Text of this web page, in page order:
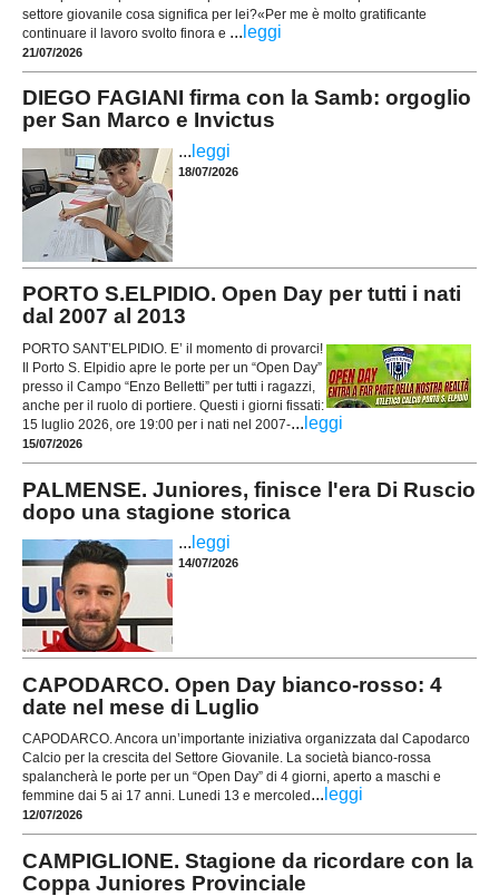
settore giovanile cosa significa per lei?«Per me è molto gratificante
continuare il lavoro svolto finora e ... leggi
21/07/2026
DIEGO FAGIANI firma con la Samb: orgoglio
per San Marco e Invictus
... leggi
18/07/2026
PORTO S.ELPIDIO. Open Day per tutti i nati
dal 2007 al 2013
PORTO SANT’ELPIDIO. E’ il momento di provarci!
Il Porto S. Elpidio apre le porte per un “Open Day”
presso il Campo “Enzo Belletti” per tutti i ragazzi,
anche per il ruolo di portiere. Questi i giorni fissati:
15 luglio 2026, ore 19:00 per i nati nel 2007-... leggi
15/07/2026
PALMENSE. Juniores, finisce l'era Di Ruscio
dopo una stagione storica
... leggi
14/07/2026
CAPODARCO. Open Day bianco-rosso: 4
date nel mese di Luglio
CAPODARCO. Ancora un’importante iniziativa organizzata dal Capodarco
Calcio per la crescita del Settore Giovanile. La società bianco-rossa
spalancherà le porte per un “Open Day” di 4 giorni, aperto a maschi e
femmine dai 5 ai 17 anni. Lunedi 13 e mercoled ... leggi
12/07/2026
CAMPIGLIONE. Stagione da ricordare con la
Coppa Juniores Provinciale